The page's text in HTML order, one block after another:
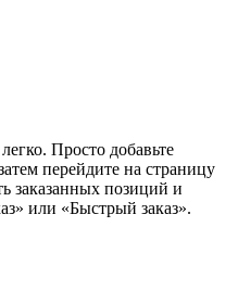
Просто добавьте
перейдите на страницу
заказанных позиций и
или «Быстрый заказ».